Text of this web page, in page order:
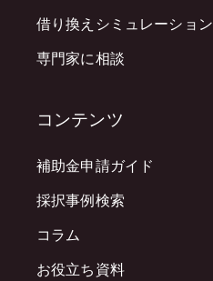
借り換えシミュレーション
専門家に相談
コンテンツ
補助金申請ガイド
採択事例検索
コラム
お役立ち資料